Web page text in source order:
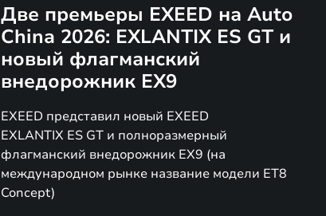
Две премьеры EXEED на Auto
China 2026: EXLANTIX ES GT и
новый флагманский
внедорожник EX9
EXEED представил новый EXEED
EXLANTIX ES GT и полноразмерный
флагманский внедорожник EX9 (на
международном рынке название модели ET8
Concept)